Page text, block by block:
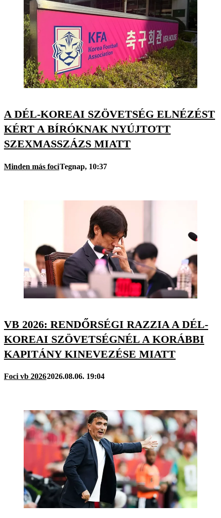
A DÉL-KOREAI SZÖVETSÉG ELNÉZÉST
KÉRT A BÍRÓKNAK NYÚJTOTT
SZEXMASSZÁZS MIATT
Minden más fociTegnap, 10:37
VB 2026: RENDŐRSÉGI RAZZIA A DÉL-
KOREAI SZÖVETSÉGNÉL A KORÁBBI
KAPITÁNY KINEVEZÉSE MIATT
Foci vb 20262026.08.06. 19:04